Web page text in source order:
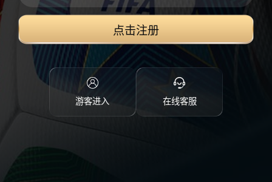
点击注册
游客进入 在线客服